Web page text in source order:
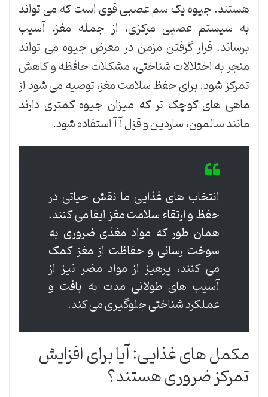
هستند. جیوه یک سم عصبی قوی است که می تواند
به سیستم عصبی مرکزی، از جمله مغز، آسیب
برساند. قرار گرفتن مزمن در معرض جیوه می تواند
منجر به اختلالات شناختی، مشکلات حافظه و کاهش
تمرکز شود. برای حفظ سلامت مغز، توصیه می شود از
ماهی های کوچک تر که میزان جیوه کمتری دارند
مانند سالمون، ساردین و قزل آآ استفاده شود.
انتخاب های غذایی ما نقش حیاتی در
حفظ و ارتقاء سلامت مغز ایفا می کنند.
همان طور که مواد مغذی ضروری به
سوخت رسانی و حفاظت از مغز کمک
می کنند، پرهیز از مواد مضر نیز از
آسیب های طولانی مدت به بافت و
عملکرد شناختی جلوگیری می کند.
مکمل های غذایی: آیا برای افزایش
تمرکز ضروری هستند؟